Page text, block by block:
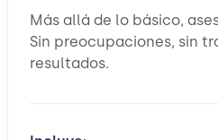
Más allá de lo básico,
Sin preocupaciones, sin
resultados.